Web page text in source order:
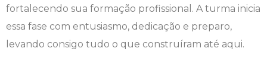
fortalecendo sua formação profissional. A turma inicia
essa fase com entusiasmo, dedicação e preparo,
levando consigo tudo o que construíram até aqui.
Medicina Veterinária
Núcleo de Apoio Psicopedagógico
Portal do Egresso